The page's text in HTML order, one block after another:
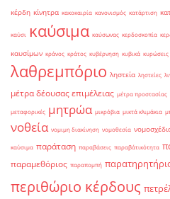
κέρδη κίνητρα κακοκαιρία κανονισμός κατάρτιση
καύσι καύσιμα καύσωνας κερδοσκοπία
καυσίμων κράνος κράτος κυβέρνηση κυβικά κυρώσεις
λαθρεμπόριο ληστεία ληστείες
μέτρα δέουσας επιμέλειας μέτρα προστασίας
μεταφορικές μητρώα μικρόβια μικτά κλιμάκια
νοθεία νομιμη διακίνηση νομοθεσία
καύσιμα παράταση παραβάσεις παραβάτικότητα
παραμεθόριος παραπομπή
περιθώριο κέρδους